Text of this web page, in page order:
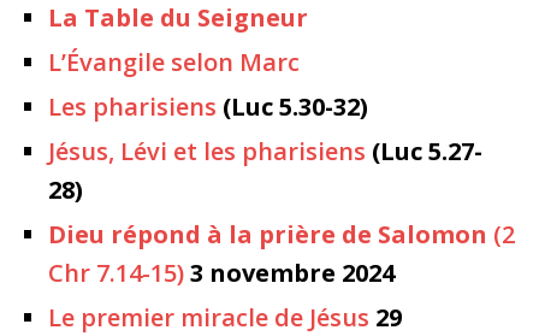
La Table du Seigneur
L’Évangile selon Marc
Les pharisiens (Luc 5.30-32)
Jésus, Lévi et les pharisiens (Luc 5.27-
28)
Dieu répond à la prière de Salomon (2
Chr 7.14-15)3 novembre 2024
Le premier miracle de Jésus 29